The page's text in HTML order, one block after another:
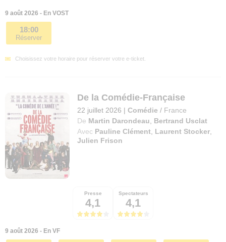
9 août 2026 - En VOST
18:00
Réserver
Choisissez votre horaire pour réserver votre e-ticket.
De la Comédie-Française
22 juillet 2026 | Comédie / France
De Martin Darondeau
Bertrand Usclat
Avec Pauline Clément Laurent Stocker
Julien Frison
Presse
4,1
Spectateurs
4,1
9 août 2026 - En VF